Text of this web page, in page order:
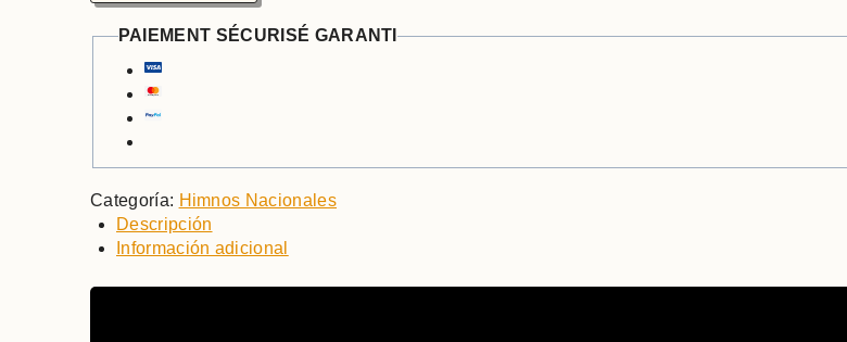
PAIEMENT SÉCURISÉ GARANTI
Categoría: Himnos Nacionales
Descripción
Información adicional